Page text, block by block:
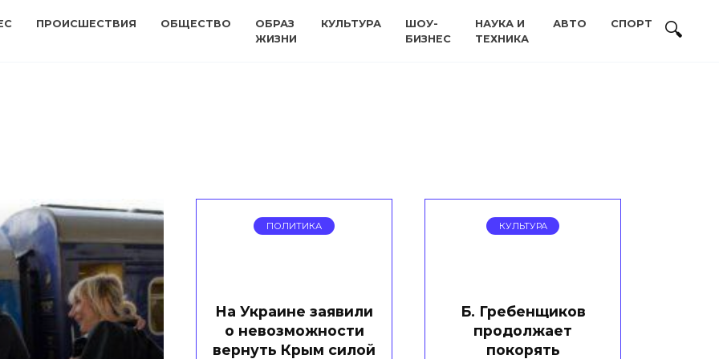
ПРОИСШЕСТВИЯ ОБЩЕСТВО
ОБРАЗ
ЖИЗНИ
КУЛЬТУРА
ШОУ-
БИЗНЕС
НАУКА И
ТЕХНИКА
АВТО СПОРТ
ПОЛИТИКА
На Украине заявили
о невозможности
вернуть Крым силой
КУЛЬТУРА
Б. Гребенщиков
продолжает
покорять